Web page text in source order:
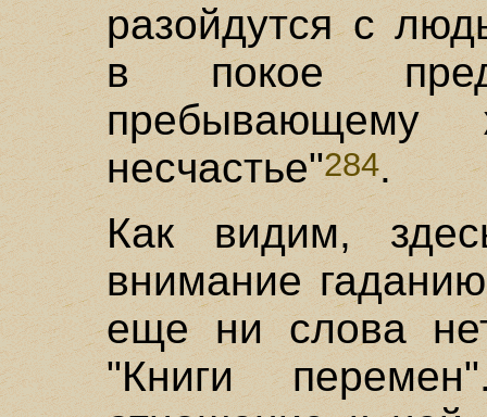
разойдутся с
в покое
несчастье"284.
Как видим,
внимание
еще ни слова
"Книги